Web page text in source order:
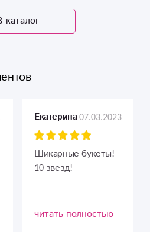
каталог
Екатерина07.03.2023
Шикарные букеты!
10 звезд!
читать полностью